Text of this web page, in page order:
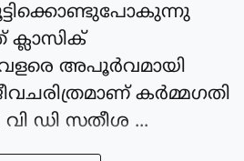
അപൂർവമായി
കർമ്മഗതി
വി ഡി സതീശ ...